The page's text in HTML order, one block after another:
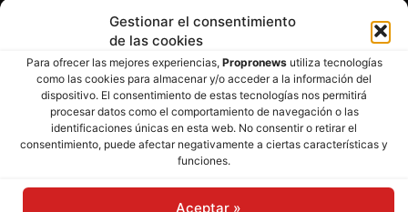
Gestionar el consentimiento
de las cookies
Para ofrecer las mejores experiencias, Propronewsutiliza tecnologías
como las cookies para almacenar y/o acceder a la información del
dispositivo. El consentimiento de estas tecnologías nos permitirá
procesar datos como el comportamiento de navegación o las
identificaciones únicas en esta web. No consentir o retirar el
consentimiento, puede afectar negativamente a ciertas características y
funciones.
Aceptar »
SOBRE NOSOTROS
Director: José Mª Pagador- Subdirectora: Rosa Puch
José María Pagador Otero - Wikipedia
Para preservar nuestra independencia,
admite publicidad ni subvenciones o ayudas públicas o
privadas. Ninguno de nuestros directivos, redactores y